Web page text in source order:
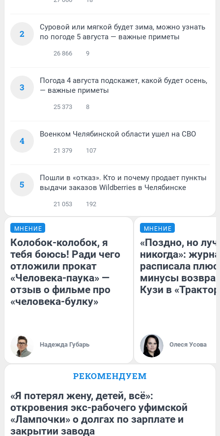
2
Суровой или мягкой будет зима, можно узнать
по погоде 5 августа — важные приметы
26 866 9
3
Погода 4 августа подскажет, какой будет осень,
— важные приметы
25 373 8
4
Военком Челябинской области ушел на СВО
21 379 107
5
Пошли в «отказ». Кто и почему продает пункты
выдачи заказов Wildberries в Челябинске
21 053 192
МНЕНИЕ
Колобок-колобок, я
тебя боюсь! Ради чего
отложили прокат
«Человека-паука» —
отзыв о фильме про
«человека-булку»
Надежда Губарь
МНЕНИЕ
«Поздно, но
никогда»:
расписала
минусы
Кузи в
Олеся Усова
РЕКОМЕНДУЕМ
«Я потерял жену, детей, всё»:
откровения экс-рабочего уфимской
«Лампочки» о долгах по зарплате и
закрытии завода